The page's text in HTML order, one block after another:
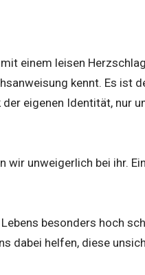
einem leisen
kennt. Es ist
eigenen Identität, nur
wir unweigerlich bei ihr.
besonders hoch
dabei helfen, diese